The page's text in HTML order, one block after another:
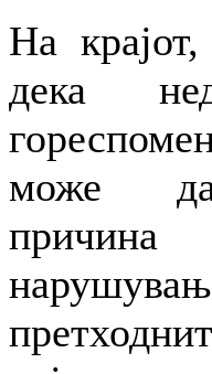
На
дека
може да
причина